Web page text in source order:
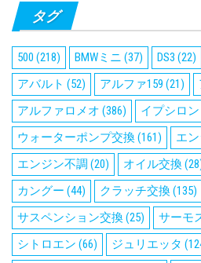
タグ
500 (218) BMWミニ (37) DS3 (22)
アバルト (52) アルファ159 (21)
アルファロメオ (386) イプシロン
ウォーターポンプ交換(161) エ
エンジン不調 (20) オイル交換
カングー (44) クラッチ交換(135)
サスペンション交換(25) サーモ
シトロエン (66) ジュリエッタ